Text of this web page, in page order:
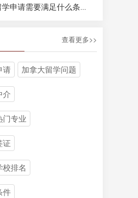
申请需要满足什么条件呢？
查看更多>>
请 加拿大留学问题
介
门专业
证
校排名
件